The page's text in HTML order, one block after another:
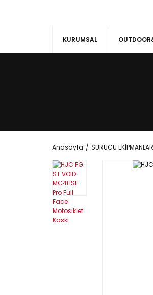
KURUMSAL
Anasayfa SÜRÜCÜ